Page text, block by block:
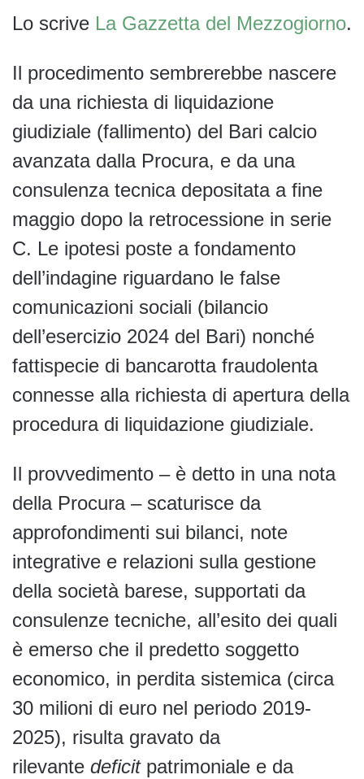
Lo scrive La Gazzetta del Mezzogiorno.
Il procedimento sembrerebbe nascere
da una richiesta di liquidazione
giudiziale (fallimento) del Bari calcio
avanzata dalla Procura, e da una
consulenza tecnica depositata a fine
maggio dopo la retrocessione in serie
C. Le ipotesi poste a fondamento
dell’indagine riguardano le false
comunicazioni sociali (bilancio
dell’esercizio 2024 del Bari) nonché
fattispecie di bancarotta fraudolenta
connesse alla richiesta di apertura della
procedura di liquidazione giudiziale.
Il provvedimento – è detto in una nota
della Procura – scaturisce da
approfondimenti sui bilanci, note
integrative e relazioni sulla gestione
della società barese, supportati da
consulenze tecniche, all’esito dei quali
è emerso che il predetto soggetto
economico, in perdita sistemica (circa
30 milioni di euro nel periodo 2019-
2025), risulta gravato da
rilevante deficit patrimoniale e da